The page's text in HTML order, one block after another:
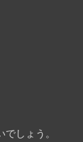
しょう。